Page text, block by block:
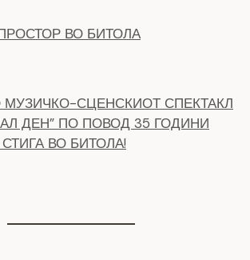
ДЕН” ПО ПОВОД 35 ГОДИНИ
ВО БИТОЛА!
УШТЕ ДВЕ УЛИЦИ КАЈ
ДОМ